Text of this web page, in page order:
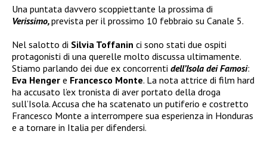
Una puntata davvero scoppiettante la prossima di
Verissimo,prevista per il prossimo 10 febbraio su Canale 5.
Nel salotto di Silvia Toffanin ci sono stati due ospiti
protagonisti di una querelle molto discussa ultimamente.
Stiamo parlando dei due ex concorrenti dell’Isola dei Famosi:
Eva Henger e Francesco Monte. La nota attrice di film hard
ha accusato l’ex tronista di aver portato della droga
sull’Isola. Accusa che ha scatenato un putiferio e costretto
Francesco Monte a interrompere sua esperienza in Honduras
e a tornare in Italia per difendersi.